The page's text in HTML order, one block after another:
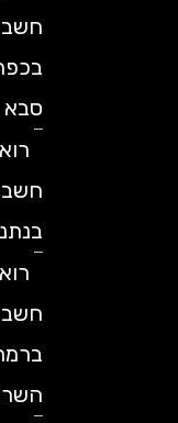
חשבון
בכפר
רואה
חשבון
בנתניה
רואה
חשבון
ברמת
השרון